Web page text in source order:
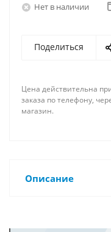
Нет в наличии
Поделиться
Цена действительна
заказа по телефону,
магазин.
Описание